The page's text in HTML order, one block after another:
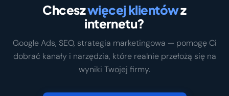
Chceszwięcej klientówz
internetu?
Google Ads, SEO, strategia marketingowa — pomogę Ci
dobrać kanały i narzędzia, które realnie przełożą się na
wyniki Twojej firmy.